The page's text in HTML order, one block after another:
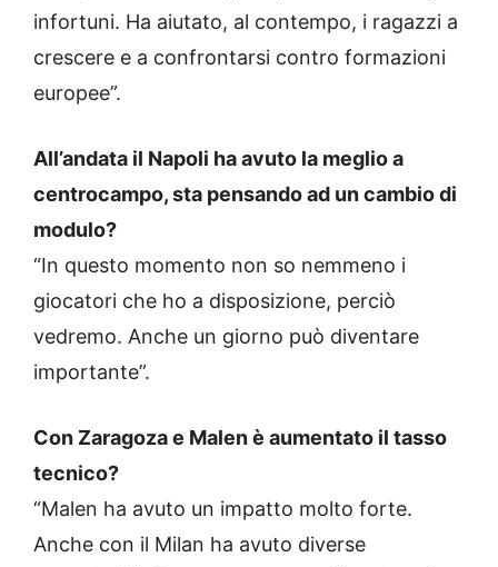
infortuni. Ha aiutato, al contempo, i ragazzi a
crescere e a confrontarsi contro formazioni
europee”.
All’andata il Napoli ha avuto la meglio a
centrocampo, sta pensando ad un cambio di
modulo?
“In questo momento non so nemmeno i
giocatori che ho a disposizione, perciò
vedremo. Anche un giorno può diventare
importante”.
Con Zaragoza e Malen è aumentato il tasso
tecnico?
“Malen ha avuto un impatto molto forte.
Anche con il Milan ha avuto diverse